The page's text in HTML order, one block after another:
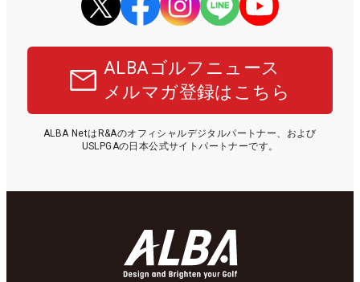
ALBAゴルフニュース
メルマガ登録はこちら
ALBA NetはR&Aのオフィシャルデジタルパートナー、および
USLPGAの日本公式サイトパートナーです。